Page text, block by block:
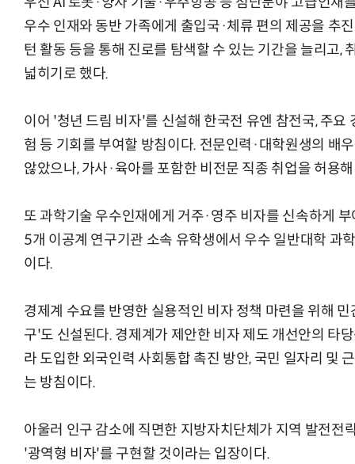
우수 인재와 동반 가족에게 출입국·체류 편의 제공을 추
턴 활동 등을 통해 진로를 탐색할 수 있는 기간을 늘리고,
넓히기로 했다.
이어 '청년 드림 비자'를 신설해 한국전 유엔 참전국, 주요
험 등 기회를 부여할 방침이다. 전문인력·대학원생의 배
않았으나, 가사·육아를 포함한 비전문 직종 취업을 허용
또 과학기술 우수인재에게 거주·영주 비자를 신속하게
5개 이공계 연구기관 소속 유학생에서 우수 일반대학 과
이다.
경제계 수요를 반영한 실용적인 비자 정책 마련을 위해
구'도 신설된다. 경제계가 제안한 비자 제도 개선안의 타
라 도입한 외국인력 사회통합 촉진 방안, 국민 일자리 및
는 방침이다.
아울러 인구 감소에 직면한 지방자치단체가 지역 발전전
'광역형 비자'를 구현할 것이라는 입장이다.